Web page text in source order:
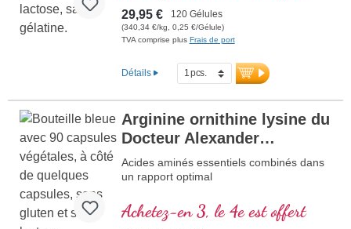
29,95 € 120 Gélules
(340,34 €/kg, 0,25 €/Gélule)
TVA comprise plus Frais de port
Détails
Arginine ornithine lysine du
Docteur Alexander
Michalzik
Acides aminés essentiels combinés dans
un rapport optimal
Achetez-en 3, le 4e est offert